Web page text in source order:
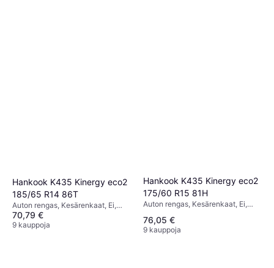
Hankook K435 Kinergy eco2
185/65 R14 86T
Auton rengas, Kesärenkaat, Ei,
Profiili 65 %, Nopeusindeksi T (190
km/h)
70,79 €
9 kauppoja
Hankook K435 Kinergy eco2
175/60 R15 81H
Auton rengas, Kesärenkaat, Ei,
Nopeusindeksi H (210 km/h)
76,05 €
9 kauppoja